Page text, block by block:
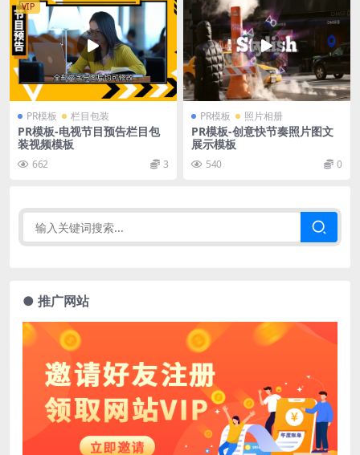
VIP
PR模板 栏目包装
PR模板-电视节目预告栏目包
装视频模板
662 3
PR模板 照片相册
PR模板-创意快节奏照片图文
展示模板
540 0
● 推广网站